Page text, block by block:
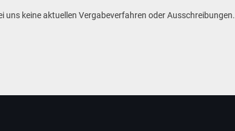
uns keine aktuellen Vergabeverfahren oder Ausschreibungen.